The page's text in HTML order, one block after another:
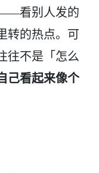
看别人发的
转的热点。可
往不是「怎么
己看起来像个